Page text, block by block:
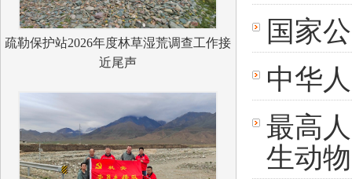
疏勒保护站2026年度林草湿荒调查工作接
近尾声
国家
中华
最高
生动